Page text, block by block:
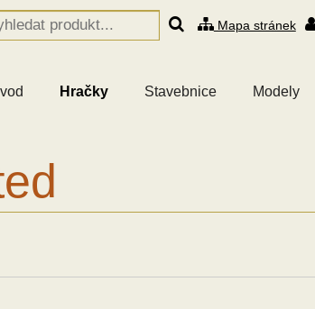
Mapa stránek
Hračky Stavebnice Modely